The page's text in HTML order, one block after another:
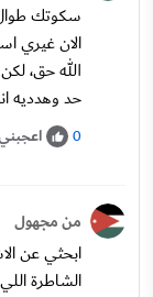
سكوتك طوال
الان غيري
الله حق،
حد وهدديه
0
من مجهول
ابحثي عن
الشاطرة